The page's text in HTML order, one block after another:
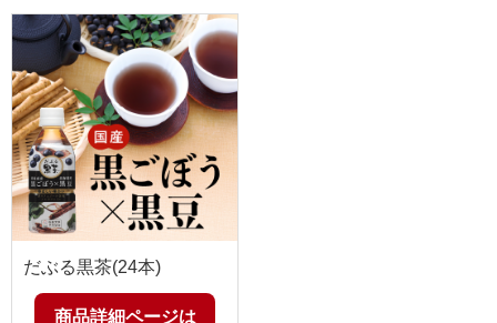
だぶる黒茶(24本)
商品詳細ページは